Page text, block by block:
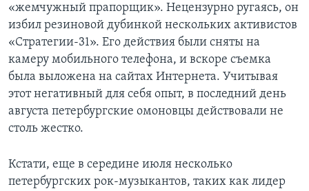
«жемчужный прапорщик». Нецензурно ругаясь, он
избил резиновой дубинкой нескольких активистов
«Стратегии-31». Его действия были сняты на
камеру мобильного телефона, и вскоре съемка
была выложена на сайтах Интернета. Учитывая
этот негативный для себя опыт, в последний день
августа петербургские омоновцы действовали не
столь жестко.
Кстати, еще в середине июля несколько
петербургских рок-музыкантов, таких как лидер